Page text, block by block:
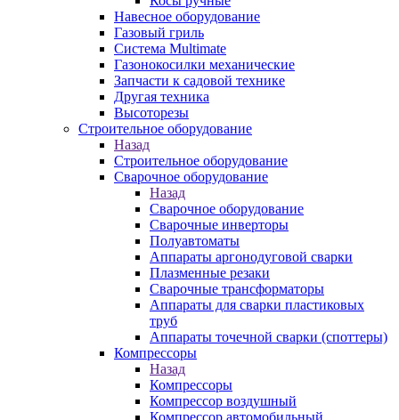
Навесное оборудование
Газовый гриль
Система Multimate
Газонокосилки механические
Запчасти к садовой технике
Другая техника
Высоторезы
Строительное оборудование
Назад
Строительное оборудование
Сварочное оборудование
Назад
Сварочное оборудование
Сварочные инверторы
Полуавтоматы
Аппараты аргонодуговой сварки
Плазменные резаки
Сварочные трансформаторы
Аппараты для сварки пластиковых
труб
Аппараты точечной сварки (споттеры)
Компрессоры
Назад
Компрессоры
Компрессор воздушный
Компрессор автомобильный